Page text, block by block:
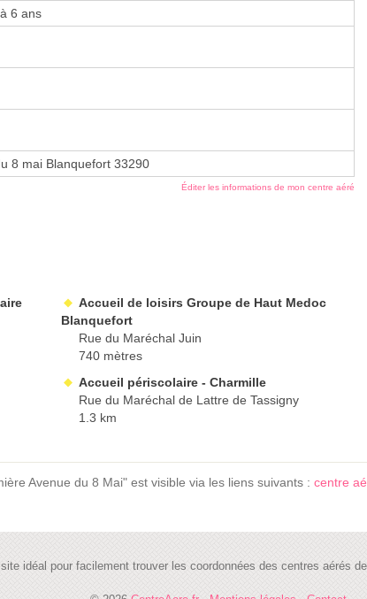
6 ans
8 mai Blanquefort 33290
Éditer les informations de mon centre aéré
Accueil de loisirs Groupe de Haut Medoc
Blanquefort
Rue du Maréchal Juin
740 mètres
Accueil périscolaire - Charmille
Rue du Maréchal de Lattre de Tassigny
1.3 km
Avenue du 8 Mai" est visible via les liens suivants : centre
idéal pour facilement trouver les coordonnées des centres aérés